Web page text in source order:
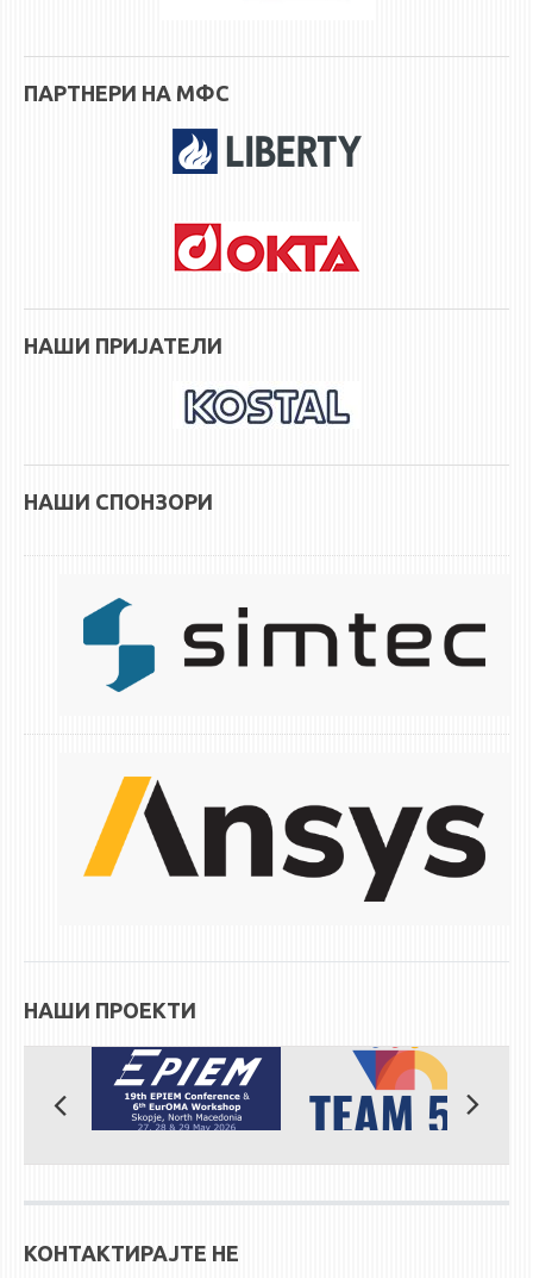
ПАРТНЕРИ НА МФС
НАШИ ПРИЈАТЕЛИ
НАШИ СПОНЗОРИ
НАШИ ПРОЕКТИ
КОНТАКТИРАЈТЕ НЕ